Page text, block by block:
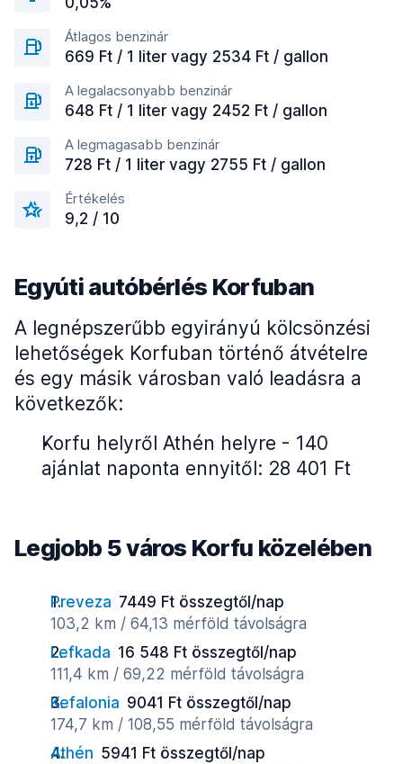
Átlagos benzinár
669 Ft / 1 liter vagy 2534 Ft / gallon
A legalacsonyabb benzinár
648 Ft / 1 liter vagy 2452 Ft / gallon
A legmagasabb benzinár
728 Ft / 1 liter vagy 2755 Ft / gallon
Értékelés
9,2 / 10
Egyúti autóbérlés Korfuban
A legnépszerűbb egyirányú kölcsönzési
lehetőségek Korfuban történő átvételre
és egy másik városban való leadásra a
következők:
Korfu helyről Athén helyre - 140
ajánlat naponta ennyitől: 28 401 Ft
Legjobb 5 város Korfu közelében
Preveza 7449 Ft összegtől/nap
103,2 km / 64,13 mérföld távolságra
Lefkada 16 548 Ft összegtől/nap
111,4 km / 69,22 mérföld távolságra
Kefalonia 9041 Ft összegtől/nap
174,7 km / 108,55 mérföld távolságra
Athén 5941 Ft összegtől/nap